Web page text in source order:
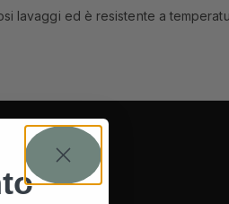
lavaggi ed è resistente a